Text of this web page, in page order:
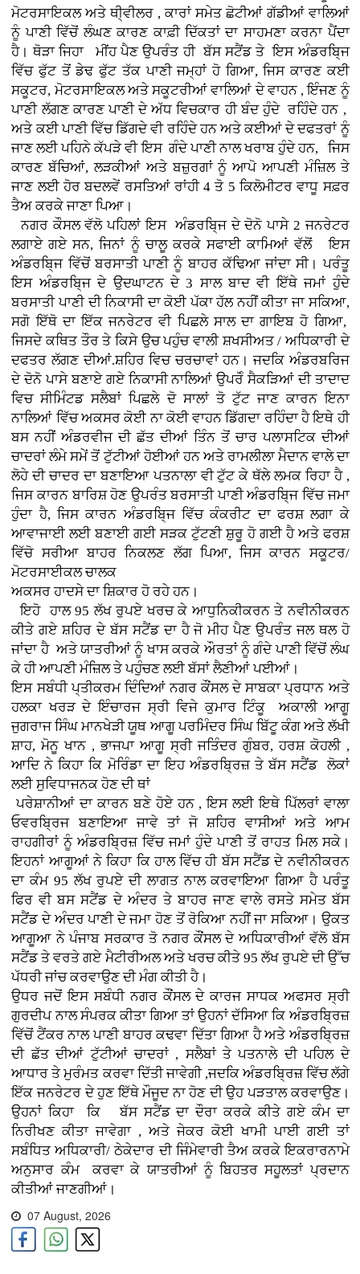
ਮੋਟਰਸਾਇਕਲ ਅਤੇ ਥੀ੍ਵੀਲਰ , ਕਾਰਾਂਸਮੇਤ ਛੋਟੀਆਂ ਗੱਡੀਆਂ ਵਾਲਿਆਂ
ਨੂੰ ਪਾਣੀ ਵਿੱਚੋਂ ਲੰਘਣ ਕਾਰਣ ਕਾਫ਼ੀ ਦਿੱਕਤਾਂ ਦਾ ਸਾਹਮਣਾ ਕਰਨਾ ਪੈਂਦਾ
ਹੈ। ਥੋੜਾ ਜਿਹਾ ਮੀਂਹ ਪੈਣ ਉਪਰੰਤ ਹੀ ਬੱਸ ਸਟੈਂਡ ਤੇ ਇਸ ਅੰਡਰਬਿ੍ਜ
ਵਿੱਚ ਫੁੱਟ ਤੋਂ ਡੇਢ ਫੁੱਟ ਤੱਕ ਪਾਣੀ ਜਮ੍ਹਾਂ ਹੋ ਗਿਆ, ਜਿਸ ਕਾਰਣ ਕਈ
ਸਕੂਟਰ, ਮੋਟਰਸਾਇਕਲ ਅਤੇ ਸਕੂਟਰੀਆਂ ਵਾਲਿਆਂ ਦੇ ਵਾਹਨ , ਇੰਜਣ ਨੂੰ
ਪਾਣੀ ਲੱਗਣ ਕਾਰਣ ਪਾਣੀ ਦੇ ਅੱਧ ਵਿਚਕਾਰ ਹੀ ਬੰਦ ਹੁੰਦੇ ਰਹਿੰਦੇ ਹਨ ,
ਅਤੇ ਕਈ ਪਾਣੀ ਵਿੱਚ ਡਿੱਗਦੇ ਵੀ ਰਹਿੰਦੇ ਹਨ ਅਤੇ ਕਈਆਂ ਦੇ ਦਫਤਰਾਂ ਨੂੰ
ਜਾਣ ਲਈ ਪਹਿਨੇ ਕੱਪੜੇ ਵੀ ਇਸ ਗੰਦੇ ਪਾਣੀ ਨਾਲ ਖਰਾਬ ਹੁੰਦੇ ਹਨ, ਜਿਸ
ਕਾਰਣ ਬੱਚਿਆਂ, ਲੜਕੀਆਂ ਅਤੇ ਬਜ਼ੁਰਗਾਂ ਨੂੰ ਆਪੋ ਆਪਣੀ ਮੰਜ਼ਿਲ ਤੇ
ਜਾਣ ਲਈ ਹੋਰ ਬਦਲਵੇਂ ਰਸਤਿਆਂ ਰਾਂਹੀ 4 ਤੋ 5 ਕਿਲੋਮੀਟਰ ਵਾਧੂ ਸਫ਼ਰ
ਤੈਅ ਕਰਕੇ ਜਾਣਾ ਪਿਆ।
ਨਗਰ ਕੌਸਲ ਵੱਲੋ ਪਹਿਲਾਂ ਇਸ ਅੰਡਰਬਿ੍ਜ ਦੇ ਦੋਨੋ ਪਾਸੇ 2 ਜਨਰੇਟਰ
ਲਗਾਏ ਗਏ ਸਨ, ਜਿਨਾਂ ਨੂੰ ਚਾਲੂ ਕਰਕੇ ਸਫਾਈ ਕਾਮਿਆਂ ਵੱਲੋਂ ਇਸ
ਅੰਡਰਬਿ੍ਜ ਵਿੱਚੋਂ ਬਰਸਾਤੀ ਪਾਣੀ ਨੂੰ ਬਾਹਰ ਕੱਢਿਆ ਜਾਂਦਾ ਸੀ। ਪਰੰਤੂ
ਇਸ ਅੰਡਰਬਿ੍ਜ ਦੇ ਉਦਘਾਟਨ ਦੇ 3 ਸਾਲ ਬਾਦ ਵੀ ਇੱਥੇ ਜਮਾਂ ਹੁੰਦੇ
ਬਰਸਾਤੀ ਪਾਣੀ ਦੀ ਨਿਕਾਸੀ ਦਾ ਕੋਈ ਪੱਕਾ ਹੱਲ ਨਹੀਂ ਕੀਤਾ ਜਾ ਸਕਿਆ,
ਸਗੋ ਇੱਥੋ ਦਾ ਇੱਕ ਜਨਰੇਟਰ ਵੀ ਪਿਛਲੇ ਸਾਲ ਦਾ ਗਾਇਬ ਹੋ ਗਿਆ,
ਜਿਸਦੇ ਕਥਿਤ ਤੌਰ ਤੇ ਕਿਸੇ ਉਚ ਪਹੁੰਚ ਵਾਲੀ ਸ਼ਖਸੀਅਤ / ਅਧਿਕਾਰੀ ਦੇ
ਦਫਤਰ ਲੱਗਣ ਦੀਆਂ.ਸ਼ਹਿਰ ਵਿਚ ਚਰਚਾਵਾਂ ਹਨ। ਜਦਕਿ ਅੰਡਰਬਰਿਜ
ਦੇ ਦੋਨੋ ਪਾਸੇ ਬਣਾਏ ਗਏ ਨਿਕਾਸੀ ਨਾਲਿਆਂ ਉਪਰੋੰ ਸੈਕੜਿਆਂ ਦੀ ਤਾਦਾਦ
ਵਿਚ ਸੀਮਿੰਟਡ ਸਲੈਬਾਂ ਪਿਛਲੇ ਦੋ ਸਾਲਾਂ ਤੋ ਟੁੱਟ ਜਾਣ ਕਾਰਨ ਇਨਾ
ਨਾਲਿਆਂ ਵਿੱਚ ਅਕਸਰ ਕੋਈ ਨਾ ਕੋਈ ਵਾਹਨ ਡਿੱਗਦਾ ਰਹਿੰਦਾ ਹੈ ਇਥੇ ਹੀ
ਬਸ ਨਹੀਂ ਅੰਡਰਵੀਜ ਦੀ ਛੱਤ ਦੀਆਂ ਤਿੰਨ ਤੋਂ ਚਾਰ ਪਲਾਸਟਿਕ ਦੀਆਂ
ਚਾਦਰਾਂ ਲੰਮੇ ਸਮੇਂ ਤੋਂ ਟੁੱਟੀਆਂ ਹੋਈਆਂ ਹਨ ਅਤੇ ਰਾਮਲੀਲਾ ਮੈਦਾਨ ਵਾਲੇ ਦਾ
ਲੋਹੇ ਦੀ ਚਾਦਰ ਦਾ ਬਣਾਇਆ ਪਤਨਾਲਾ ਵੀ ਟੁੱਟ ਕੇ ਥੱਲੇ ਲਮਕ ਰਿਹਾ ਹੈ ,
ਜਿਸ ਕਾਰਨ ਬਾਰਿਸ਼ ਹੋਣ ਉਪਰੰਤ ਬਰਸਾਤੀ ਪਾਣੀ ਅੰਡਰਬਿ੍ਜ ਵਿੱਚ ਜਮਾ
ਹੁੰਦਾ ਹੈ, ਜਿਸ ਕਾਰਨ ਅੰਡਰਬਿ੍ਜ ਵਿੱਚ ਕੰਕਰੀਟ ਦਾ ਫਰਸ਼ ਲਗਾ ਕੇ
ਆਵਾਜਾਈ ਲਈ ਬਣਾਈ ਗਈ ਸੜਕ ਟੁੱਟਣੀ ਸ਼ੁਰੂ ਹੋ ਗਈ ਹੈ ਅਤੇ ਫਰਸ਼
ਵਿੱਚੋ ਸਰੀਆ ਬਾਹਰ ਨਿਕਲਣ ਲੱਗ ਪਿਆ, ਜਿਸ ਕਾਰਨ ਸਕੂਟਰ/
ਮੋਟਰਸਾਈਕਲ ਚਾਲਕ
ਅਕਸਰ ਹਾਦਸੇ ਦਾ ਸ਼ਿਕਾਰ ਹੋ ਰਹੇ ਹਨ।
ਇਹੋ ਹਾਲ 95 ਲੱਖ ਰੁਪਏ ਖਰਚ ਕੇ ਆਧੁਨਿਕੀਕਰਨ ਤੇ ਨਵੀਨੀਕਰਨ
ਕੀਤੇ ਗਏ ਸ਼ਹਿਰ ਦੇ ਬੱਸ ਸਟੈਂਡ ਦਾ ਹੈ ਜੋ ਮੀਹ ਪੈਣ ਉਪਰੰਤ ਜਲ ਥਲ ਹੋ
ਜਾਂਦਾ ਹੈ ਅਤੇ ਯਾਤਰੀਆਂ ਨੂੰ ਖਾਸ ਕਰਕੇ ਔਰਤਾਂ ਨੂੰ ਗੰਦੇ ਪਾਣੀ ਵਿੱਚੋਂ ਲੰਘ
ਕੇ ਹੀ ਆਪਣੀ ਮੰਜ਼ਿਲ ਤੇ ਪਹੁੰਚਣ ਲਈ ਬੱਸਾਂ ਲੈਣੀਆਂ ਪਈਆਂ।
ਇਸ ਸਬੰਧੀ ਪ੍ਤੀਕਰਮ ਦਿੰਦਿਆਂ ਨਗਰ ਕੌਂਸਲ ਦੇ ਸਾਬਕਾ ਪ੍ਰਧਾਨ ਅਤੇ
ਹਲਕਾ ਖਰੜ ਦੇ ਇੰਚਾਰਜ ਸ੍ਰੀ ਵਿਜੇ ਕੁਮਾਰ ਟਿੰਕੂ ਅਕਾਲੀ ਆਗੂ
ਜੁਗਰਾਜ ਸਿੰਘ ਮਾਨਖੇੜੀ ਯੂਥ ਆਗੂ ਪਰਮਿੰਦਰ ਸਿੰਘ ਬਿੱਟੂ ਕੰਗ ਅਤੇ ਲੱਖੀ
ਸ਼ਾਹ, ਮੋਨੂ ਖਾਨ , ਭਾਜਪਾ ਆਗੂ ਸ੍ਰੀ ਜਤਿੰਦਰ ਗੁੰਬਰ, ਹਰਸ਼ ਕੋਹਲੀ ,
ਆਦਿ ਨੇ ਕਿਹਾ ਕਿ ਮੋਰਿੰਡਾ ਦਾ ਇਹ ਅੰਡਰਬ੍ਰਿਜ਼ ਤੇ ਬੱਸ ਸਟੈਂਡ ਲੋਕਾਂ
ਲਈ ਸੁਵਿਧਾਜਨਕ ਹੋਣ ਦੀ ਥਾਂ
ਪਰੇਸ਼ਾਨੀਆਂ ਦਾ ਕਾਰਨ ਬਣੇ ਹੋਏ ਹਨ , ਇਸ ਲਈ ਇਥੇ ਪਿੱਲਰਾਂ ਵਾਲਾ
ਓਵਰਬ੍ਰਿਜ ਬਣਾਇਆ ਜਾਵੇ ਤਾਂ ਜੋ ਸ਼ਹਿਰ ਵਾਸੀਆਂ ਅਤੇ ਆਮ
ਰਾਹਗੀਰਾਂ ਨੂੰ ਅੰਡਰਬ੍ਰਿਜ਼ ਵਿੱਚ ਜਮਾਂ ਹੁੰਦੇ ਪਾਣੀ ਤੋਂ ਰਾਹਤ ਮਿਲ ਸਕੇ।
ਇਹਨਾਂ ਆਗੂਆਂ ਨੇ ਕਿਹਾ ਕਿ ਹਾਲ ਵਿੱਚ ਹੀ ਬੱਸ ਸਟੈਂਡ ਦੇ ਨਵੀਨੀਕਰਨ
ਦਾ ਕੰਮ 95 ਲੱਖ ਰੁਪਏ ਦੀ ਲਾਗਤ ਨਾਲ ਕਰਵਾਇਆ ਗਿਆ ਹੈ ਪਰੰਤੂ
ਫਿਰ ਵੀ ਬਸ ਸਟੈਂਡ ਦੇ ਅੰਦਰ ਤੇ ਬਾਹਰ ਜਾਣ ਵਾਲੇ ਰਸਤੇ ਸਮੇਤ ਬੱਸ
ਸਟੈਂਡ ਦੇ ਅੰਦਰ ਪਾਣੀ ਦੇ ਜਮਾ ਹੋਣ ਤੋਂ ਰੋਕਿਆ ਨਹੀਂ ਜਾ ਸਕਿਆ। ਉਕਤ
ਆਗੂਆ ਨੇਪੰਜਾਬ ਸਰਕਾਰ ਤੋ ਨਗਰ ਕੌਂਸਲ ਦੇ ਅਧਿਕਾਰੀਆਂ ਵੱਲੋਬੱਸ
ਸਟੈਂਡ ਤੇ ਵਰਤੇ ਗਏ ਮੈਟੀਰੀਅਲ ਅਤੇ ਖਰਚ ਕੀਤੇ 95 ਲੱਖ ਰੁਪਏ ਦੀ ਉੱਚ
ਪੱਧਰੀ ਜਾਂਚ ਕਰਵਾਉਣ ਦੀ ਮੰਗ ਕੀਤੀ ਹੈ।
ਉਧਰ ਜਦੋਂ ਇਸ ਸਬੰਧੀ ਨਗਰ ਕੌਂਸਲ ਦੇ ਕਾਰਜ ਸਾਧਕ ਅਫਸਰ ਸ੍ਰੀ
ਗੁਰਦੀਪ ਨਾਲ ਸੰਪਰਕ ਕੀਤਾ ਗਿਆ ਤਾਂ ਉਹਨਾਂ ਦੱਸਿਆ ਕਿ ਅੰਡਰਬ੍ਰਿਜ਼
ਵਿੱਚੋਂ ਟੈਂਕਰ ਨਾਲਪਾਣੀ ਬਾਹਰ ਕਢਵਾ ਦਿੱਤਾ ਗਿਆ ਹੈ ਅਤੇ ਅੰਡਰਬ੍ਰਿਜ਼
ਦੀ ਛੱਤ ਦੀਆਂ ਟੁੱਟੀਆਂ ਚਾਦਰਾਂ , ਸਲੈਬਾਂ ਤੇ ਪਤਨਾਲੇ ਦੀ ਪਹਿਲ ਦੇ
ਆਧਾਰ ਤੇ ਮੁਰੰਮਤ ਕਰਵਾ ਦਿੱਤੀ ਜਾਵੇਗੀ ,ਜਦਕਿ ਅੰਡਰਬ੍ਰਿਜ਼ ਵਿੱਚ ਲੱਗੇ
ਇੱਕ ਜਨਰੇਟਰ ਦੇ ਹੁਣ ਇੱਥੇ ਮੌਜੂਦ ਨਾ ਹੋਣ ਦੀ ਉਹ ਪੜਤਾਲ ਕਰਵਾਉਣ।
ਉਹਨਾਂ ਕਿਹਾ ਕਿ ਬੱਸ ਸਟੈਂਡ ਦਾ ਦੌਰਾ ਕਰਕੇ ਕੀਤੇ ਗਏ ਕੰਮ ਦਾ
ਨਿਰੀਖਣ ਕੀਤਾ ਜਾਵੇਗਾ , ਅਤੇ ਜੇਕਰ ਕੋਈ ਖਾਮੀ ਪਾਈ ਗਈ ਤਾਂ
ਸਬੰਧਿਤ ਅਧਿਕਾਰੀ/ ਠੇਕੇਦਾਰ ਦੀ ਜਿੰਮੇਵਾਰੀ ਤੈਅ ਕਰਕੇ ਇਕਰਾਰਨਾਮੇ
ਅਨੁਸਾਰ ਕੰਮ
ਕਰਵਾ ਕੇ ਯਾਤਰੀਆਂ ਨੂੰ ਬਿਹਤਰ ਸਹੂਲਤਾਂ ਪ੍ਰਦਾਨ
ਕੀਤੀਆਂ ਜਾਣਗੀਆਂ।
07 August, 2026